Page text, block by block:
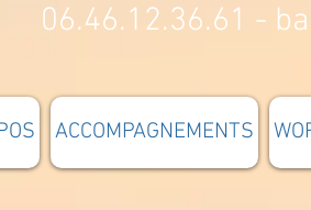
06.46.12.36.61 -
ACCOMPAGNEMENTS